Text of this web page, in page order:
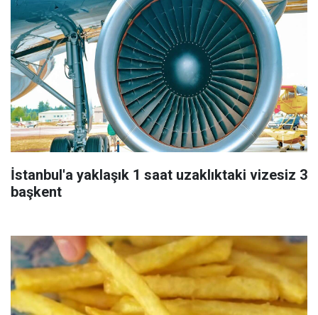
İstanbul'a yaklaşık 1 saat uzaklıktaki vizesiz 3
başkent